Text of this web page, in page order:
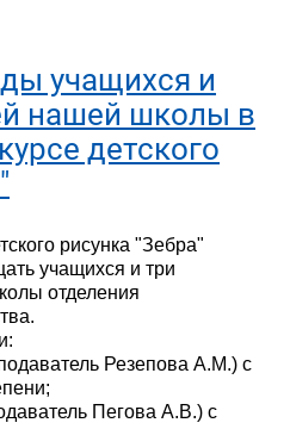
учащихся и
нашей школы в
детского
рисунка "Зебра"
учащихся и три
отделения
Резепова А.М.) с
Пегова А.В.) с